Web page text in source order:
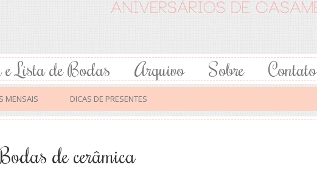
e Lista de Bodas Arquivo Sobre Contato
MENSAIS DICAS DE PRESENTES
de cerâmica